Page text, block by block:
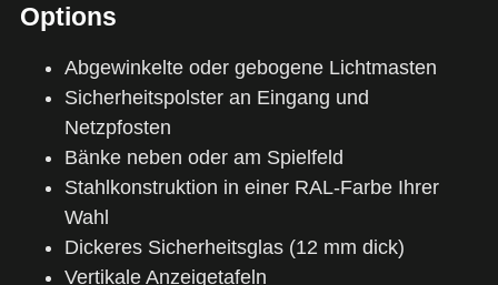
Options
Abgewinkelte oder gebogene Lichtmasten
Sicherheitspolster an Eingang und
Netzpfosten
Bänke neben oder am Spielfeld
Stahlkonstruktion in einer RAL-Farbe Ihrer
Wahl
Dickeres Sicherheitsglas (12 mm dick)
Vertikale Anzeigetafeln